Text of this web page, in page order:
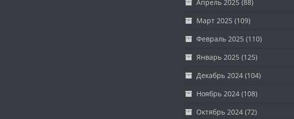
Апрель 2025 (88)
Март 2025 (109)
Февраль 2025 (110)
Январь 2025 (125)
Декабрь 2024(104)
Ноябрь 2024(108)
Октябрь 2024(72)